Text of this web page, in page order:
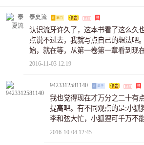
泰夏流
认识流牙许久了，这本书看了这么久
点说不过去，我就写点自己的想法吧
始，就在等，从第一卷第一章看到现
书，质量是有保证的，最重要的是节
让你忍俊不禁的诙谐情节，让你忍不
写。至于剧情内容以及人设方面，已
我就不再赘述，希望新来的书友粉丝
心构造的世界里恣意畅游，享受翻页
我想说的是，流牙很认真的在写书，
身体并不太好，都几乎是拿命在写了
2016-11-03 12:19
9423312581140
我也觉得现在才万分之二十有
提高吧。有不同观点的是:小狐
李和弦大忙，小狐狸可千万不
间我都分不清小狐狸的性别）
2016-10-04 12:45